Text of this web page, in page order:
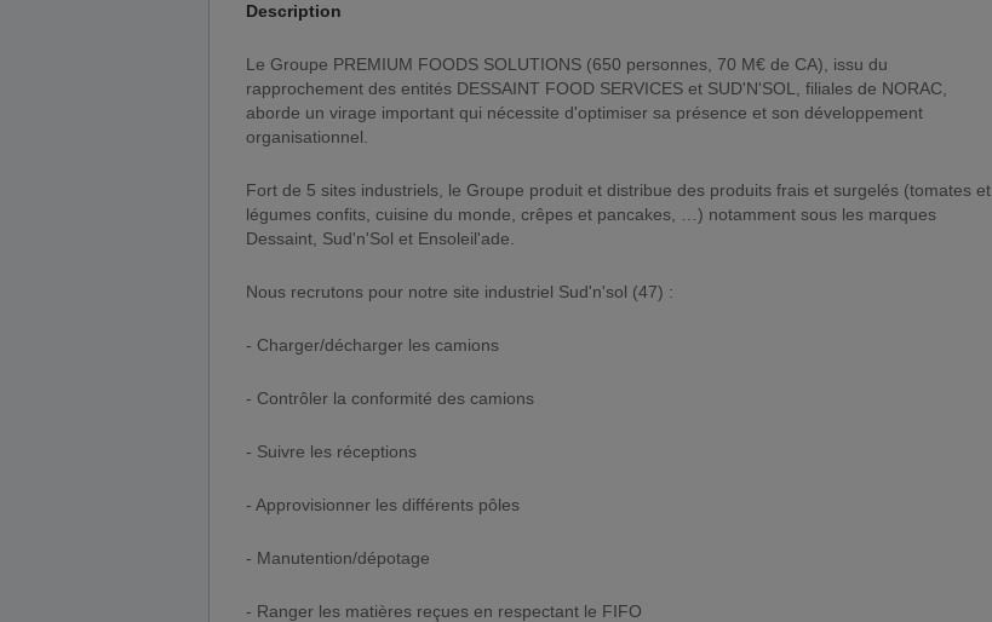
Description
Le Groupe PREMIUM FOODS SOLUTIONS (650 personnes, 70 M€ de CA), issu du
rapprochement des entités DESSAINT FOOD SERVICES et SUD'N'SOL, filiales de NORAC,
aborde un virage important qui nécessite d'optimiser sa présence et son développement
organisationnel.
Fort de 5 sites industriels, le Groupe produit et distribue des produits frais et surgelés (tomates et
légumes confits, cuisine du monde, crêpes et pancakes, …) notamment sous les marques
Dessaint, Sud'n'Sol et Ensoleil'ade.
Nous recrutons pour notre site industriel Sud'n'sol (47) :
- Charger/décharger les camions
- Contrôler la conformité des camions
- Suivre les réceptions
- Approvisionner les différents pôles
- Manutention/dépotage
- Ranger les matières reçues en respectant le FIFO